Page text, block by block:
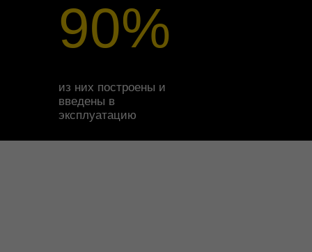
из них построены и
введены в
эксплуатацию
90%